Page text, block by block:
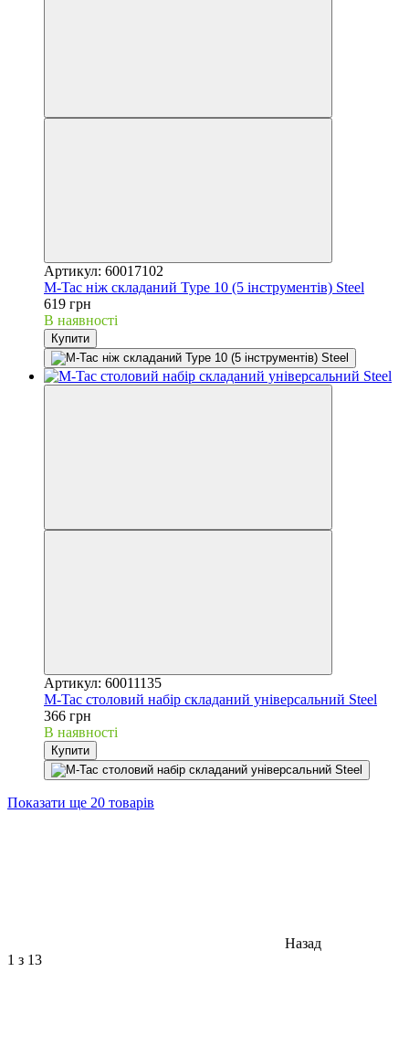
Артикул: 60017102
M-Tac ніж складаний Type 10 (5 інструментів) Steel
619 грн
В наявності
Купити
Артикул: 60011135
M-Tac столовий набір складаний універсальний Steel
366 грн
В наявності
Купити
Показати ще 20 товарів
Назад
1 з 13